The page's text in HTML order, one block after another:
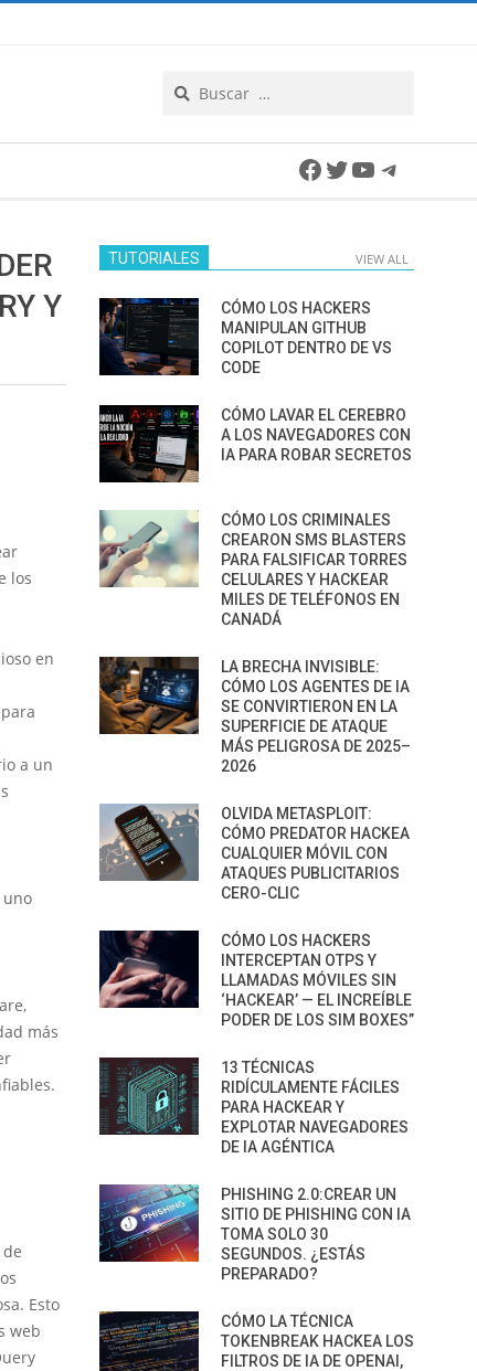
Facebook
Twitter
YouTube
Y
los
en
a un
uno
más
Esto
web
TUTORIALES VIEW ALL
CÓMO LOS HACKERS
MANIPULAN GITHUB
COPILOT DENTRO DE VS
CODE
CÓMO LAVAR EL CEREBRO
A LOS NAVEGADORES CON
IA PARA ROBAR SECRETOS
CÓMO LOS CRIMINALES
CREARON SMS BLASTERS
PARA FALSIFICAR TORRES
CELULARES Y HACKEAR
MILES DE TELÉFONOS EN
CANADÁ
LA BRECHA INVISIBLE:
CÓMO LOS AGENTES DE IA
SE CONVIRTIERON EN LA
SUPERFICIE DE ATAQUE
MÁS PELIGROSA DE 2025–
2026
OLVIDA METASPLOIT:
CÓMO PREDATOR HACKEA
CUALQUIER MÓVIL CON
ATAQUES PUBLICITARIOS
CERO-CLIC
CÓMO LOS HACKERS
INTERCEPTAN OTPS Y
LLAMADAS MÓVILES SIN
‘HACKEAR’ — EL INCREÍBLE
PODER DE LOS SIM BOXES”
13 TÉCNICAS
RIDÍCULAMENTE FÁCILES
PARA HACKEAR Y
EXPLOTAR NAVEGADORES
DE IA AGÉNTICA
PHISHING 2.0:CREAR UN
SITIO DE PHISHING CON IA
TOMA SOLO 30
SEGUNDOS. ¿ESTÁS
PREPARADO?
CÓMO LA TÉCNICA
TOKENBREAK HACKEA LOS
FILTROS DE IA DE OPENAI,